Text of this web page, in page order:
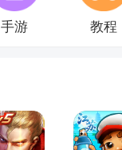
手游 教程